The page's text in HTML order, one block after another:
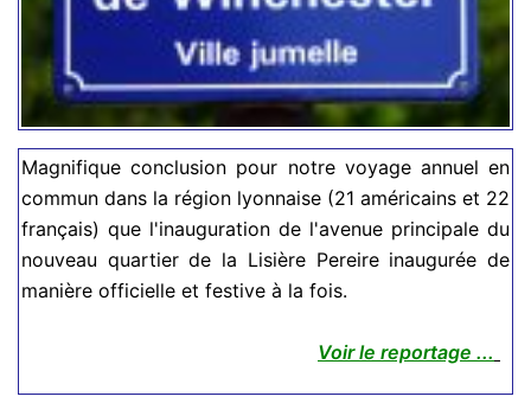
Magnifique conclusion pour notre voyage annuel en
commun dans la région lyonnaise (21 américains et 22
français) que l'inauguration de l'avenue principale du
nouveau quartier de la Lisière Pereire inaugurée de
manière officielle et festive à la fois.
Voir le reportage ...